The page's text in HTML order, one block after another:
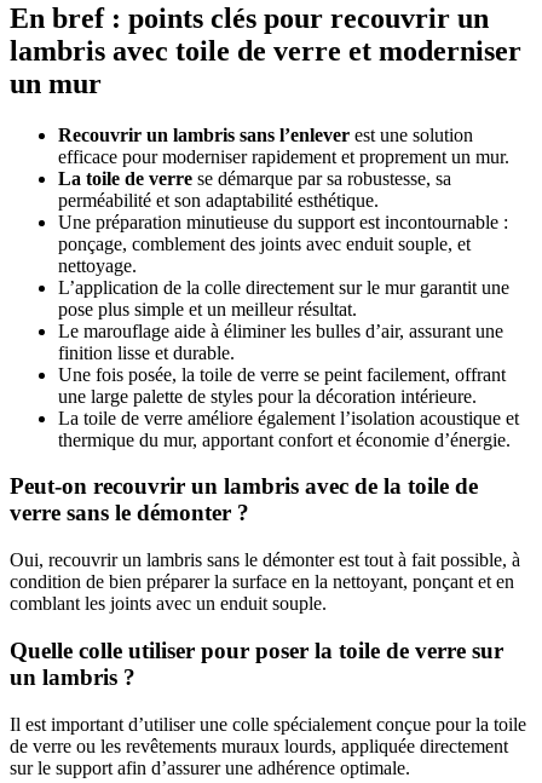
En bref : points clés pour recouvrir un
lambris avec toile de verre et moderniser
un mur
Recouvrir un lambris sans l’enlever est une solution
efficace pour moderniser rapidement et proprement un mur.
La toile de verre se démarque par sa robustesse, sa
perméabilité et son adaptabilité esthétique.
Une préparation minutieuse du support est incontournable :
ponçage, comblement des joints avec enduit souple, et
nettoyage.
L’application de la colle directement sur le mur garantit une
pose plus simple et un meilleur résultat.
Le marouflage aide à éliminer les bulles d’air, assurant une
finition lisse et durable.
Une fois posée, la toile de verre se peint facilement, offrant
une large palette de styles pour la décoration intérieure.
La toile de verre améliore également l’isolation acoustique et
thermique du mur, apportant confort et économie d’énergie.
Peut-on recouvrir un lambris avec de la toile de
verre sans le démonter ?
Oui, recouvrir un lambris sans le démonter est tout à fait possible, à
condition de bien préparer la surface en la nettoyant, ponçant et en
comblant les joints avec un enduit souple.
Quelle colle utiliser pour poser la toile de verre sur
un lambris ?
Il est important d’utiliser une colle spécialement conçue pour la toile
de verre ou les revêtements muraux lourds, appliquée directement
sur le support afin d’assurer une adhérence optimale.